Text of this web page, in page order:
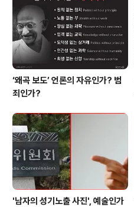
소년기에 ‘자신의 삶에 대해 계획을 세우
은 어떤 것인가?’, ‘사람답게 사는 길은 어
‘왜곡 보도’ 언론의 자유인가? 범
죄인가?
'남자의 성기노출 사진', 예술인가